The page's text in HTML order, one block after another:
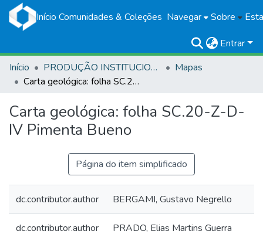
Início Comunidades & Coleções Navegar Sobre
Entrar
Início
PRODUÇÃO INSTITUCIONAL
Mapas
Carta geológica: folha SC.20-Z-D-IV Pimenta Bueno
Carta geológica: folha SC.20-Z-D-
IV Pimenta Bueno
Página do item simplificado
dc.contributor.author BERGAMI, Gustavo Negrello
dc.contributor.author PRADO, Elias Martins Guerra